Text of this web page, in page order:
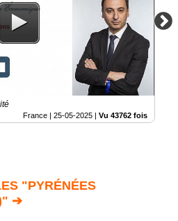
France | 25-05-2025 | Vu 43762 fois
"PYRÉNÉES
➔